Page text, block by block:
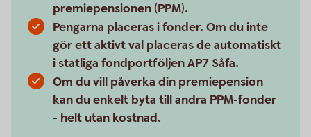
premiepensionen (PPM).
Pengarna placeras i fonder. Om du inte
gör ett aktivt val placeras de automatiskt
i statliga fondportföljen AP7 Såfa.
Om du vill påverka din premiepension
kan du enkelt byta till andra PPM-fonder
- helt utan kostnad.